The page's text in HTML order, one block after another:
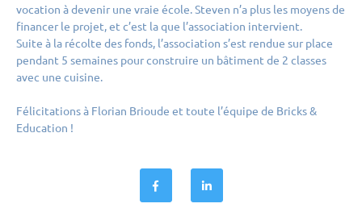
vocation à devenir une vraie école. Steven n’a plus les moyens de
financer le projet, et c’est la que l’association intervient.
Suite à la récolte des fonds, l’association s’est rendue sur place
pendant 5 semaines pour construire un bâtiment de 2 classes
avec une cuisine.
Félicitationsà Florian Brioude et toute l’équipe de Bricks &
Education !